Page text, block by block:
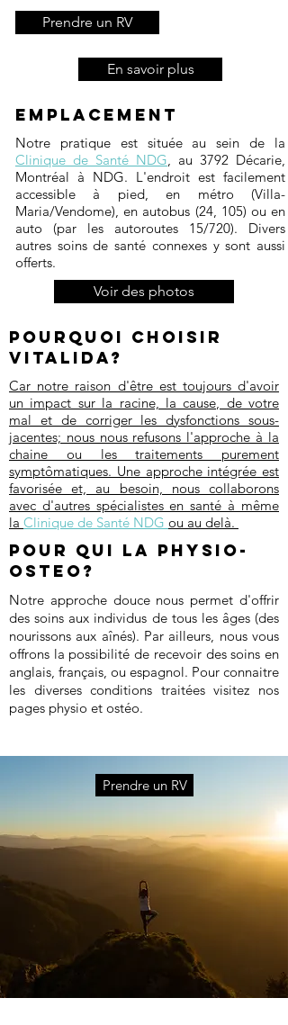
Prendre un RV
En savoir plus
Emplacement
Notre pratique est située au sein de la
Clinique de Santé NDG, au 3792 Décarie,
Montréal à NDG. L'endroit est facilement
accessible à pied, en métro (Villa-
Maria/Vendome), en autobus (24, 105) ou en
auto (par les autoroutes 15/720). Divers
autres soins de santé connexes y sont aussi
offerts.
Voir des photos
Pourquoi choisir
Vitalida?
Car notre raison d'être est toujours d'avoir
un impact sur la racine, la cause, de votre
mal et de corriger les dysfonctions sous-
jacentes; nous nous refusons l'approche à la
chaine ou les traitements purement
symptômatiques. Une approche intégrée est
favorisée et, au besoin, nous collaborons
avec d'autres spécialistes en santé à même
la Clinique de Santé NDG ou au delà. ​
Pour Qui la Physio-
osteo?
Notre approche douce nous permet d'offrir
des soins aux individus de tous les âges (des
nourissons aux aînés). Par ailleurs, nous vous
offrons la possibilité de recevoir des soins en
anglais, français, ou espagnol. Pour connaitre
les diverses conditions traitées visitez nos
pages physio et ostéo.
Prendre un RV